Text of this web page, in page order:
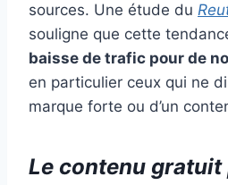
sources. Une étude du
souligne que cette
baisse de trafic pour de
en particulier ceux qui ne
marque forte ou d’un
Le contenu gratuit